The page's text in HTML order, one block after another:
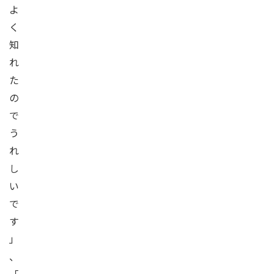
よ
く
知
れ
た
の
で
う
れ
し
い
で
す
」
、